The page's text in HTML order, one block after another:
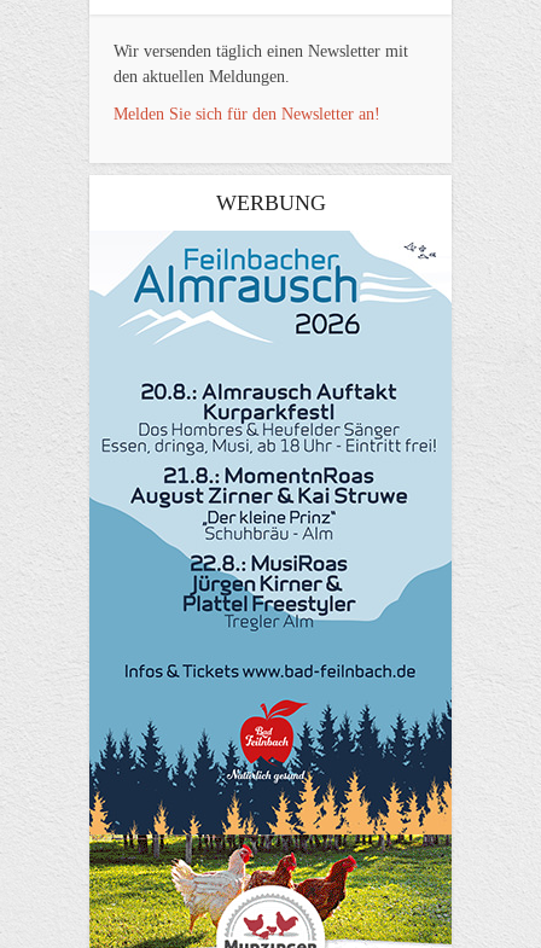
Wir versenden täglich einen Newsletter mit
den aktuellen Meldungen.
Melden Sie sich für den Newsletter an!
WERBUNG